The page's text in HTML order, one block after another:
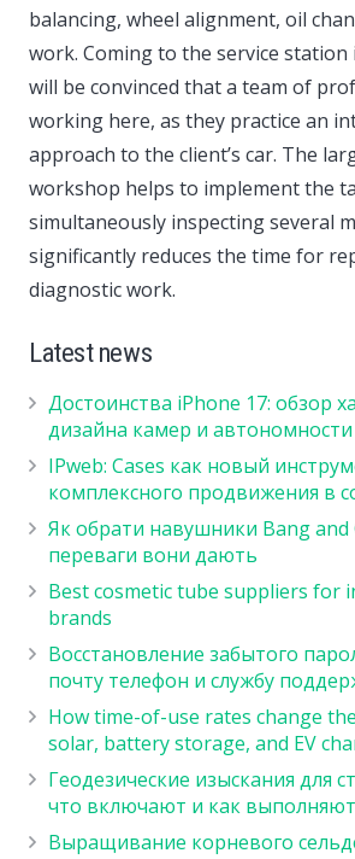
balancing, wheel alignment, oil
work. Coming to the service station
will be convinced that a team of
working here, as they practice an
approach to the client’s car. The
workshop helps to implement the
simultaneously inspecting several
significantly reduces the time for
diagnostic work.
Latest news
Достоинства iPhone 17: обзор
дизайна камер и автономности
IPweb: Cases как новый
комплексного продвижения в
Як обрати навушники Bang and
переваги вони дають
Best cosmetic tube suppliers for
brands
Восстановление забытого
почту телефон и службу
How time-of-use rates change
solar, battery storage, and EV
Геодезические изыскания для
что включают и как
Выращивание корневого